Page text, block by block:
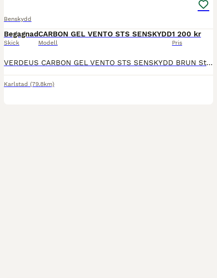
Benskydd
Begagnad
Skick
CARBON GEL VENTO STS SENSKYDD
Modell
1 200 kr
Pris
VERDEUS CARBON GEL VENTO STS SENSKYDD BRUN Storlek M Senskydd med dubbel ventilation från Veredus. Insida i syntetfårskinn. Köpta i vintras och bara använda vid hoppträning/tävling så i fint skick!
Karlstad (79.8km)